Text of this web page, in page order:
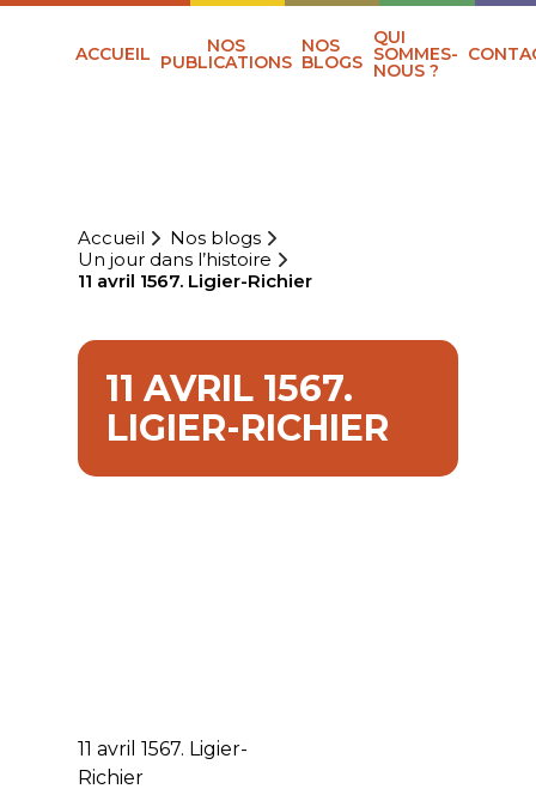
ACCUEIL NOS
PUBLICATIONS
NOS
BLOGS
QUI
SOMMES-
NOUS ?
Accueil
Nos blogs
Un jour dans l’histoire
11 avril 1567. Ligier-Richier
11 AVRIL 1567.
LIGIER-RICHIER
11 avril 1567. Ligier-
Richier